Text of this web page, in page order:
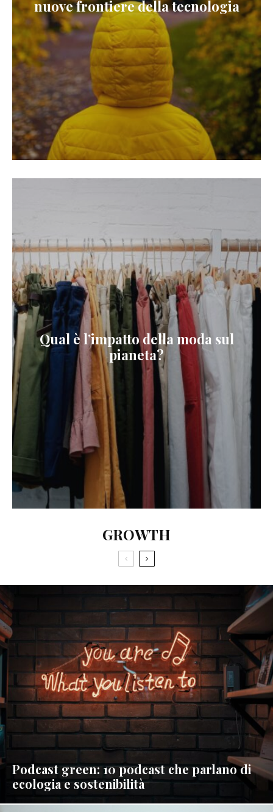
nuove frontiere della tecnologia
Qual è l’impatto della moda sul
pianeta?
GROWTH
Podcast green: 10 podcast che parlano di
ecologia e sostenibilità